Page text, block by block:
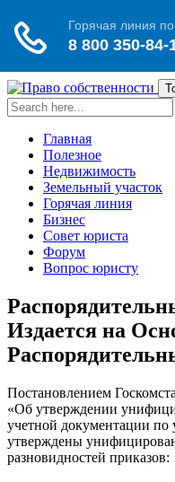
Главная
Полезное
Недвижимость
Земельный участок
Горячая линия
Бизнес
Совет юриста
Форум
Вопрос юристу
Издается на
Постановлением
«Об утверждении
учетной документации по
утверждены
разновидностей приказов: